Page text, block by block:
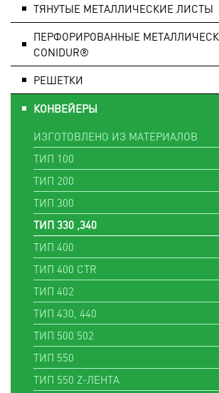
ТЯНУТЫЕ МЕТАЛЛИЧЕСКИЕ ЛИСТЫ
ПЕРФОРИРОВАННЫЕ
CONIDUR®
РЕШЕТКИ
КОНВЕЙЕРЫ
ИЗГОТОВЛЕНО ИЗ МАТЕРИАЛОВ
ТИП 100
ТИП 200
ТИП 300
ТИП 330 ,340
ТИП 400
ТИП 400 CTR
ТИП 402
ТИП 430, 440
ТИП 500 502
ТИП 550
ТИП 550 Z-ЛЕНТА